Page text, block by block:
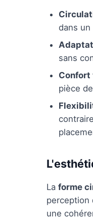
dans
sans
Confort
pièce
La forme
perception
une